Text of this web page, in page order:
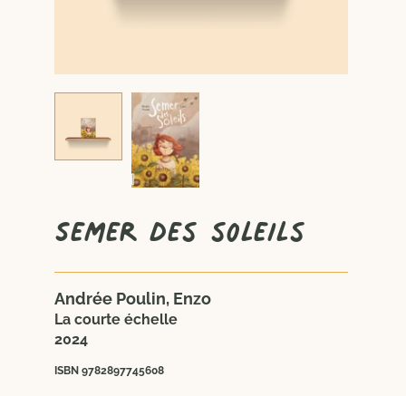
Semer des soleils
Andrée Poulin, Enzo
La courte échelle
2024
ISBN 9782897745608